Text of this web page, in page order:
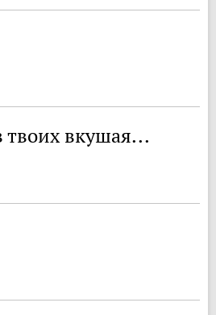
твоих вкушая...